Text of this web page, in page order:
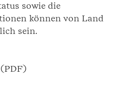
sowie die
können von Land
sein.